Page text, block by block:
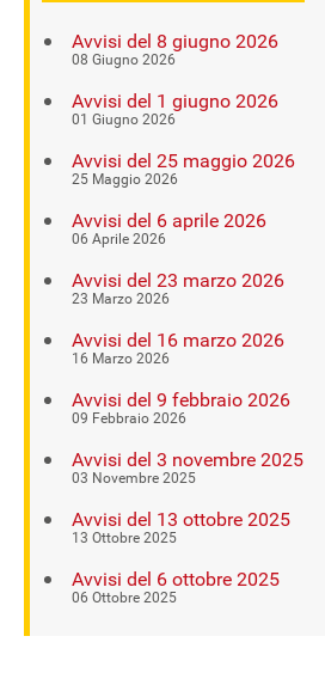
Avvisi del 8 giugno 2026
08 Giugno 2026
Avvisi del 1 giugno 2026
01 Giugno 2026
Avvisi del 25 maggio 2026
25 Maggio 2026
Avvisi del 6 aprile 2026
06 Aprile 2026
Avvisi del 23 marzo 2026
23 Marzo 2026
Avvisi del 16 marzo 2026
16 Marzo 2026
Avvisi del 9 febbraio 2026
09 Febbraio 2026
Avvisi del 3 novembre 2025
03 Novembre 2025
Avvisi del 13 ottobre 2025
13 Ottobre 2025
Avvisi del 6 ottobre 2025
06 Ottobre 2025